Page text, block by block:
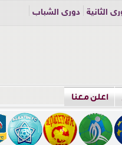
الثانية
دوري الشباب
اعلن معنا